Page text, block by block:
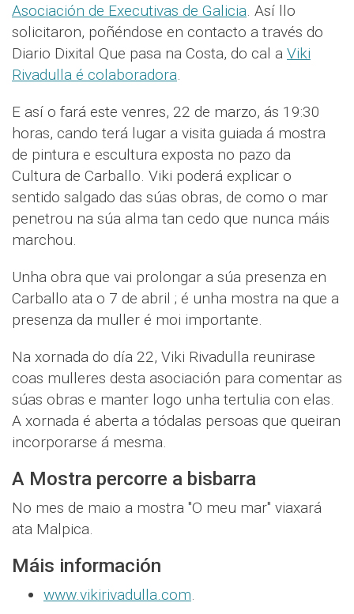
Asociación de Executivas de Galicia. Así llo
solicitaron, poñéndose en contacto a través do
Diario Dixital Que pasa na Costa, do cal a Viki
Rivadulla é colaboradora.
E así o fará este venres, 22 de marzo, ás 19:30
horas, cando terá lugar a visita guiada á mostra
de pintura e escultura exposta no pazo da
Cultura de Carballo. Viki poderá explicar o
sentido salgado das súas obras, de como o mar
penetrou na súa alma tan cedo que nunca máis
marchou.
Unha obra que vai prolongar a súa presenza en
Carballo ata o 7 de abril ; é unha mostra na que a
presenza da muller é moi importante.
Na xornada do día 22, Viki Rivadulla reunirase
coas mulleres desta asociación para comentar as
súas obras e manter logo unha tertulia con elas.
A xornada é aberta a tódalas persoas que queiran
incorporarse á mesma.
A Mostra percorre a bisbarra
No mes de maio a mostra "O meu mar" viaxará
ata Malpica.
Máis información
www.vikirivadulla.com.